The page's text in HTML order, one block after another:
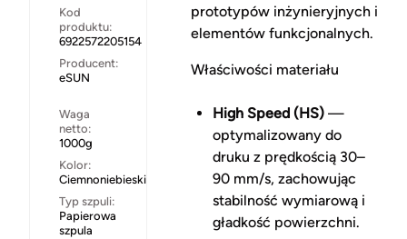
Kod
produktu:
6922572205154
Producent:
eSUN
Waga
netto:
1000g
Kolor:
Ciemnoniebieski
Typ szpuli:
Papierowa
szpula
prototypów inżynieryjnych i
elementów funkcjonalnych.
Właściwości materiału
High Speed (HS)—
optymalizowany do
druku z prędkością 30–
90 mm/s, zachowując
stabilność wymiarową i
gładkość powierzchni.